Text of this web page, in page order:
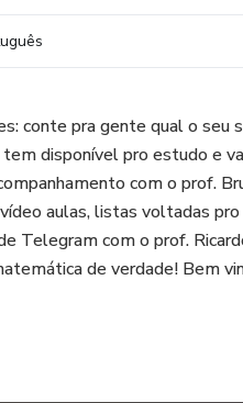
conte pra gente qual o seu
disponível pro estudo e
com o prof.
aulas, listas voltadas
Telegram com o prof.
de verdade! Bem